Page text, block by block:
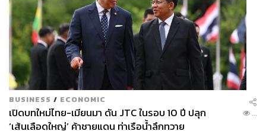
ABOUT THE PHOTOGRAPHER
ฐานิส สุดโต
บรรณาธิการภาพ ประจำสำนักข่าว THE
STANDARD
BUSINESS / ECONOMIC
เปิดบทใหม่ไทย-เมียนมา ดัน JTC ในรอบ 10 ปี ปลุก
‘เส้นเลือดใหญ่’ ค้าชายแดน ท่าเรือน้ำลึกทวาย
...